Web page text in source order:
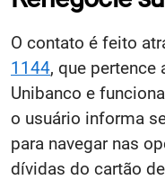
O contato é feito
1144, que
Unibanco e
o usuário informa
para navegar nas
dívidas do cartão